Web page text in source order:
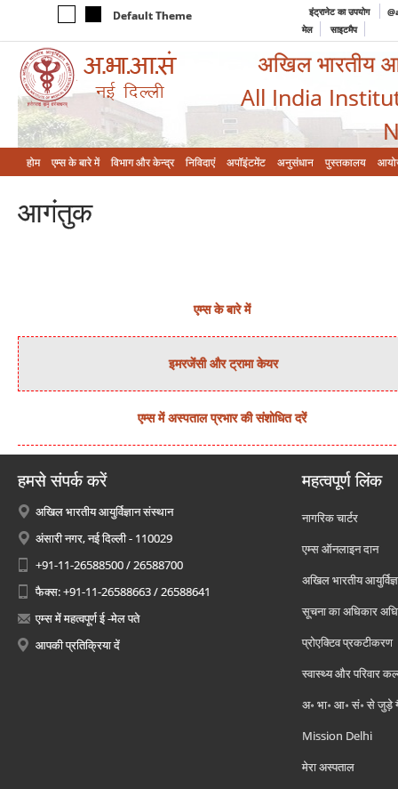
Default Theme इंट्रानेट का उपयोग
मेल
साइटमैप
अखिल भारतीय
All India
होम एम्‍स के बारे में विभाग और केन्‍द्र निविदाएं अपॉइंटमेंट अनुसंधान पुस्तकालय
आगंतुक
एम्स के बारे में
इमरजेंसी और ट्रामा केयर
एम्स में अस्पताल प्रभार की संशोधित दरें
हमसे संपर्क करें
अखिल भारतीय आयुर्विज्ञान संस्थान
अंसारी नगर, नई दिल्ली - 110029
+91-11-26588500 / 26588700
फैक्स: +91-11-26588663 / 26588641
एम्स में महत्वपूर्ण ई -मेल पते
आपकी प्रतिक्रिया दें
महत्वपूर्ण लिंक
नागरिक चार्टर
एम्स ऑनलाइन दान
अखिल भारतीय
सूचना का अधिकार
प्रोएक्टिव प्रकटीकरण
स्वास्थ्य और परिवार
अ॰ भा॰ आ॰ सं॰ से जुड़े
Mission Delhi
मेरा अस्पताल